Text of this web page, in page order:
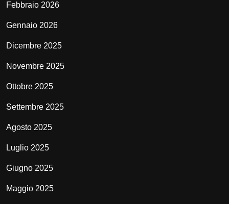
Febbraio 2026
Gennaio 2026
Dicembre 2025
Novembre 2025
Ottobre 2025
Settembre 2025
Agosto 2025
Luglio 2025
Giugno 2025
Maggio 2025